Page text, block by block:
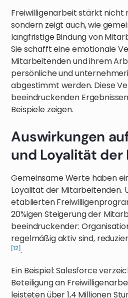
Freiwilligenarbeit stärkt nicht
sondern zeigt auch, wie
langfristige Bindung von
Sie schafft eine emotionale
Mitarbeitenden und ihrem
persönliche und
abgestimmt werden. Diese
beeindruckenden
Beispiele zeigen.
Auswirkungen
und Loyalität
Gemeinsame Werte haben
Loyalität der Mitarbeitenden.
etablierten
20%igen Steigerung der
beeindruckender:
regelmäßig aktiv sind,
[12].
Ein Beispiel: Salesforce
Beteiligung an
leisteten über 1,4 Millionen